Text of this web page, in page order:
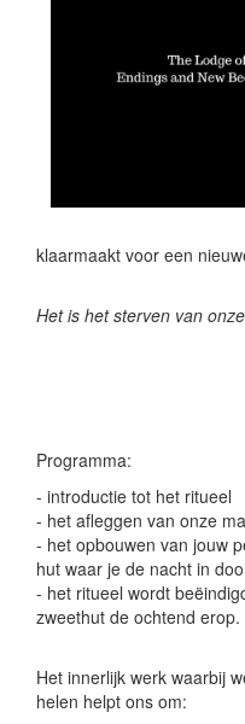
klaarmaakt voor een
Het is het sterven van
Programma:
- introductie tot het ritueel
- het afleggen van onze
- het opbouwen van jouw
hut waar je de nacht in
- het ritueel wordt
zweethut de ochtend erop.
Het innerlijk werk waarbij
helen helpt ons om: